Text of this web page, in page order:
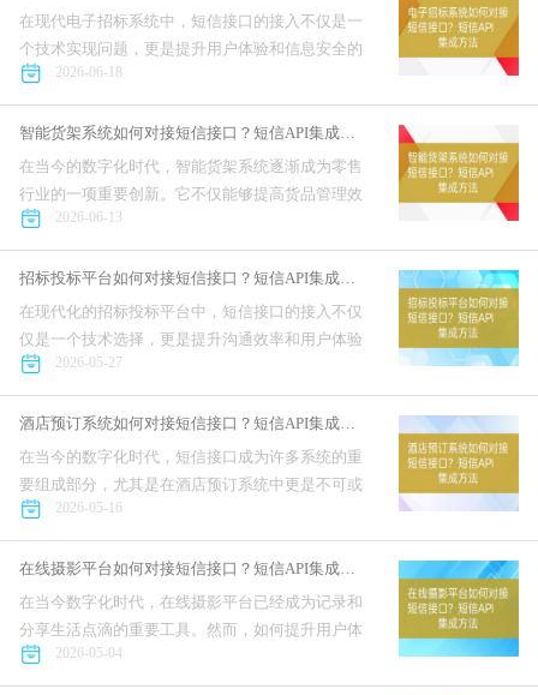
在现代电子招标系统中，短信接口的接入不仅是一
个技术实现问题，更是提升用户体验和信息安全的
重要环节。对于开发者来说，如何高效地对接短信
接口，确保信息的及时传递，是一个需要深入了解
和实践的课题。互亿无线提...
2026-06-18
智能货架系统如何对接短信接口？短信API集成方法
在当今的数字化时代，智能货架系统逐渐成为零售
行业的一项重要创新。它不仅能够提高货品管理效
率，还能提升顾客购物体验。而短信接口则是智能
货架系统中一个关键的组成部分，帮助系统与用户
之间实现便捷的沟通。本文...
2026-06-13
招标投标平台如何对接短信接口？短信API集成方法
在现代化的招标投标平台中，短信接口的接入不仅
仅是一个技术选择，更是提升沟通效率和用户体验
的重要手段。互亿无线短信接口以其详尽的接入指
南和多语言支持，成为开发者的一个优质选择。本
文将带您深入了解如...
2026-05-27
酒店预订系统如何对接短信接口？短信API集成方法
在当今的数字化时代，短信接口成为许多系统的重
要组成部分，尤其是在酒店预订系统中更是不可或
缺。通过短信接口，可以实现及时的预订确认、提
醒和客户互动，大大提升用户体验。本文将指导开
发者如何接入互亿无线短信...
2026-05-16
在线摄影平台如何对接短信接口？短信API集成方法
在当今数字化时代，在线摄影平台已经成为记录和
分享生活点滴的重要工具。然而，如何提升用户体
验是每个开发者都在思考的问题。接入短信接口成
为一种有效的解决方案，本文将带您了解如何将互
2026-05-04